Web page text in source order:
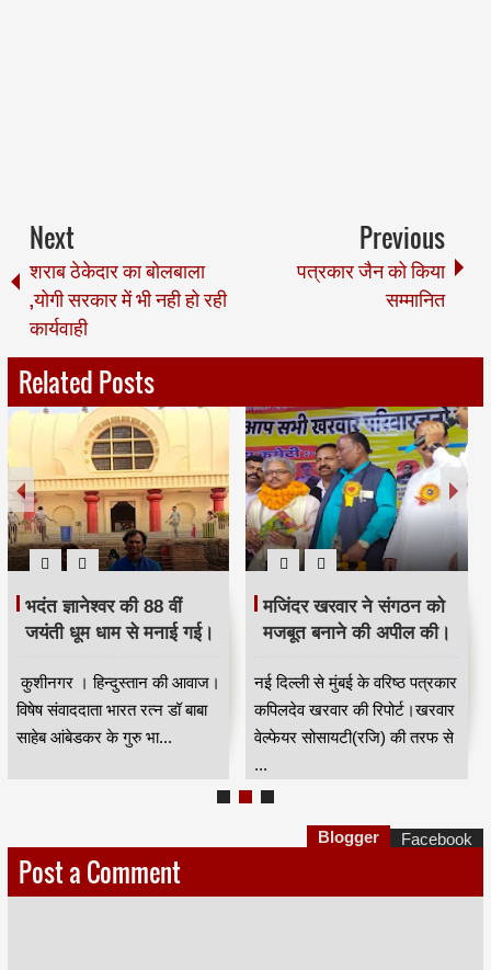
Next
शराब ठेकेदार का बोलबाला
,योगी सरकार में भी नही हो रही
कार्यवाही
Previous
पत्रकार जैन को किया
सम्मानित
Related Posts
भदंत ज्ञानेश्वर की 88 वीं
जयंती धूम धाम से मनाई गई।
कुशीनगर । हिन्दुस्तान की आवाज।
विषेष संवाददाता भारत रत्न डॉ बाबा
साहेब आंबेडकर के गुरु भा...
मजिंदर खरवार ने संगठन को
मजबूत बनाने की अपील की।
नई दिल्ली से मुंबई के वरिष्ठ पत्रकार
कपिलदेव खरवार की रिपोर्ट।खरवार
वेल्फेयर सोसायटी(रजि) की तरफ से
...
Post a Comment
Blogger Facebook